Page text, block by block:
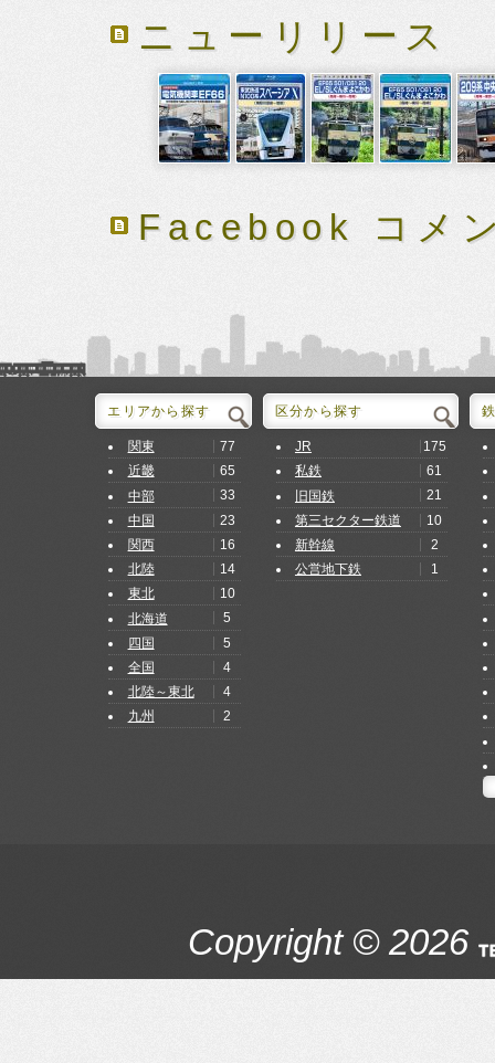
ニューリリース
Facebook コメ
エリアから探す
関東
77
近畿
65
中部
33
中国
23
関西
16
北陸
14
東北
10
北海道
5
四国
5
全国
4
北陸～東北
4
九州
2
区分から探す
JR
175
私鉄
61
旧国鉄
21
第三セクター鉄道
10
新幹線
2
公営地下鉄
1
Copyright © 2026